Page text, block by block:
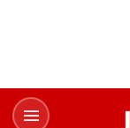
menu